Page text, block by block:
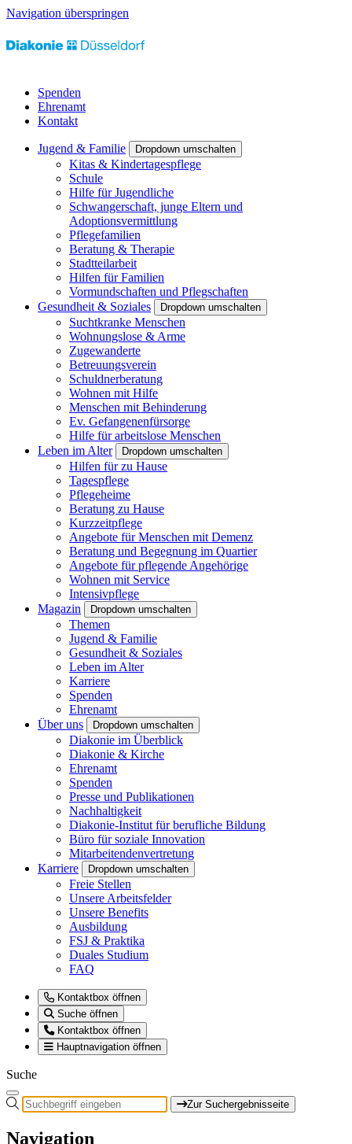
Navigation überspringen
Spenden
Ehrenamt
Kontakt
Jugend & Familie Dropdown umschalten
Kitas & Kindertagespflege
Schule
Hilfe für Jugendliche
Schwangerschaft, junge Eltern und
Adoptionsvermittlung
Pflegefamilien
Beratung & Therapie
Stadtteilarbeit
Hilfen für Familien
Vormundschaften und Pflegschaften
Gesundheit & Soziales
Dropdown umschalten
Suchtkranke Menschen
Wohnungslose & Arme
Zugewanderte
Betreuungsverein
Schuldnerberatung
Wohnen mit Hilfe
Menschen mit Behinderung
Ev. Gefangenenfürsorge
Hilfe für arbeitslose Menschen
Leben im Alter
Dropdown umschalten
Hilfen für zu Hause
Tagespflege
Pflegeheime
Beratung zu Hause
Kurzzeitpflege
Angebote für Menschen mit Demenz
Beratung und Begegnung im Quartier
Angebote für pflegende Angehörige
Wohnen mit Service
Intensivpflege
Magazin
Dropdown umschalten
Themen
Jugend & Familie
Gesundheit & Soziales
Leben im Alter
Karriere
Spenden
Ehrenamt
Über uns
Dropdown umschalten
Diakonie im Überblick
Diakonie & Kirche
Ehrenamt
Spenden
Presse und Publikationen
Nachhaltigkeit
Diakonie-Institut für berufliche Bildung
Büro für soziale Innovation
Mitarbeitendenvertretung
Karriere
Dropdown umschalten
Freie Stellen
Unsere Arbeitsfelder
Unsere Benefits
Ausbildung
FSJ & Praktika
Duales Studium
FAQ
Kontaktbox öffnen
Suche öffnen
Kontaktbox öffnen
Hauptnavigation öffnen
Suche
Zur Suchergebnisseite
Navigation